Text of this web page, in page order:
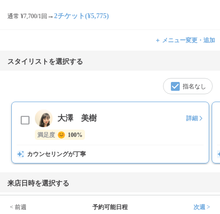
通常 ¥7,700/1回 → 2チケット(¥5,775)
＋ メニュー変更・追加
スタイリストを選択する
指名なし
大澤 美樹 詳細
満足度 100%
カウンセリングが丁寧
来店日時を選択する
< 前週 予約可能日程 次週 >